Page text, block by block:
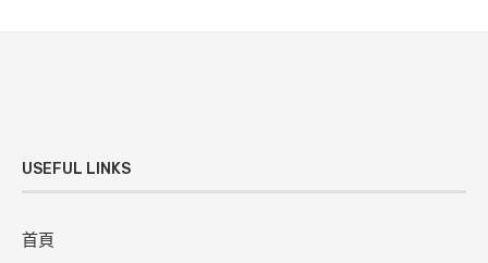
USEFUL LINKS
首頁